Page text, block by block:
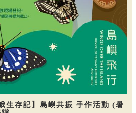
生存記】島嶼共振 手作活動 (暑